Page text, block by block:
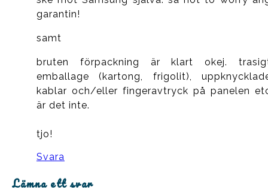
garantin!
samt
bruten förpackning är klart okej.
emballage (kartong, frigolit),
kablar och/eller fingeravtryck på panelen
är det inte.
tjo!
Svara
Lämna ett svar